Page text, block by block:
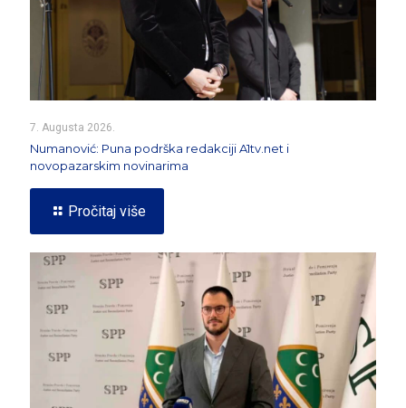
7. Augusta 2026.
Numanović: Puna podrška redakciji A1tv.net i
novopazarskim novinarima
Pročitaj više